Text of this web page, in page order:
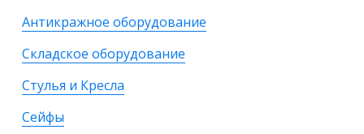
Антикражное оборудование
Складское оборудование
Стулья и Кресла
Сейфы